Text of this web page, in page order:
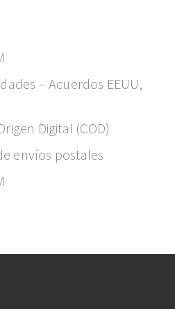
– Acuerdos EEUU,
Digital (COD)
envíos postales